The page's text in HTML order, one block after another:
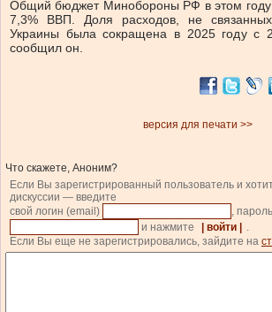
Общий бюджет Минобороны РФ в этом году
7,3% ВВП. Доля расходов, не
Украины была сокращена в 2025 году с
сообщил он.
версия для печати >>
Что скажете, Аноним?
Если Вы зарегистрированный пользователь и
дискуссии — введите
свой логин (email)
, пароль
и нажмите
| войти |
.
Если Вы еще не зарегистрировались, зайдите на